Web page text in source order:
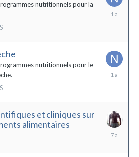
nutritionnels pour la
19
nutritionnels pour le
18
et cliniques sur
alimentaires
18